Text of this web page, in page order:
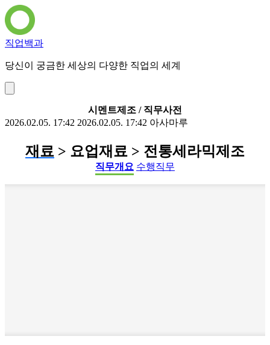
직업백과
당신이 궁금한 세상의 다양한 직업의 세계
시멘트제조 / 직무사전
2026.02.05. 17:42 2026.02.05. 17:42 아사마루
재료 > 요업재료 > 전통세라믹제조
직무개요 수행직무